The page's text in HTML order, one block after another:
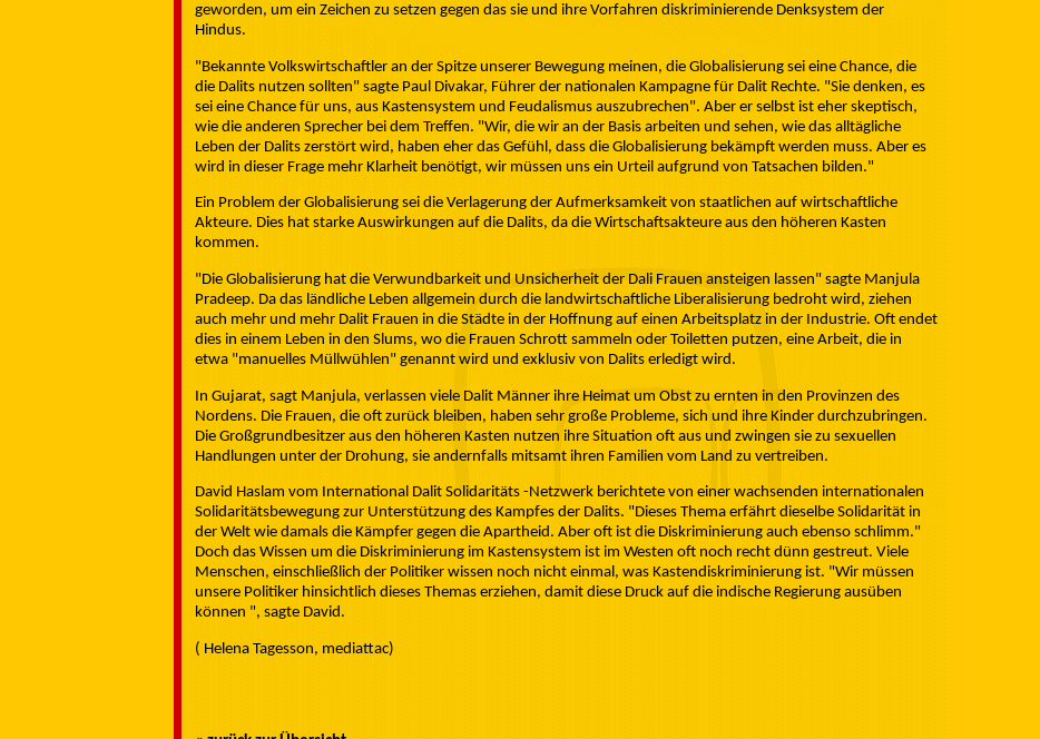
geworden, um ein Zeichen zu setzen gegen das sie und ihre Vorfahren diskriminierende Denksystem der
Hindus.
"Bekannte Volkswirtschaftler an der Spitze unserer Bewegung meinen, die Globalisierung sei eine Chance, die
die Dalits nutzen sollten" sagte Paul Divakar, Führer der nationalen Kampagne für Dalit Rechte. "Sie denken, es
sei eine Chance für uns, aus Kastensystem und Feudalismus auszubrechen". Aber er selbst ist eher skeptisch,
wie die anderen Sprecher bei dem Treffen. "Wir, die wir an der Basis arbeiten und sehen, wie das alltägliche
Leben der Dalits zerstört wird, haben eher das Gefühl, dass die Globalisierung bekämpft werden muss. Aber es
wird in dieser Frage mehr Klarheit benötigt, wir müssen uns ein Urteil aufgrund von Tatsachen bilden."
Ein Problem der Globalisierung sei die Verlagerung der Aufmerksamkeit von staatlichen auf wirtschaftliche
Akteure. Dies hat starke Auswirkungen auf die Dalits, da die Wirtschaftsakteure aus den höheren Kasten
kommen.
"Die Globalisierung hat die Verwundbarkeit und Unsicherheit der Dali Frauen ansteigen lassen" sagte Manjula
Pradeep. Da das ländliche Leben allgemein durch die landwirtschaftliche Liberalisierung bedroht wird, ziehen
auch mehr und mehr Dalit Frauen in die Städte in der Hoffnung auf einen Arbeitsplatz in der Industrie. Oft endet
dies in einem Leben in den Slums, wo die Frauen Schrott sammeln oder Toiletten putzen, eine Arbeit, die in
etwa "manuelles Müllwühlen" genannt wird und exklusiv von Dalits erledigt wird.
In Gujarat, sagt Manjula, verlassen viele Dalit Männer ihre Heimat um Obst zu ernten in den Provinzen des
Nordens. Die Frauen, die oft zurück bleiben, haben sehr große Probleme, sich und ihre Kinder durchzubringen.
Die Großgrundbesitzer aus den höheren Kasten nutzen ihre Situation oft aus und zwingen sie zu sexuellen
Handlungen unter der Drohung, sie andernfalls mitsamt ihren Familien vom Land zu vertreiben.
David Haslam vom International Dalit Solidaritäts -Netzwerk berichtete von einer wachsenden internationalen
Solidaritätsbewegung zur Unterstützung des Kampfes der Dalits. "Dieses Thema erfährt dieselbe Solidarität in
der Welt wie damals die Kämpfer gegen die Apartheid. Aber oft ist die Diskriminierung auch ebenso schlimm."
Doch das Wissen um die Diskriminierung im Kastensystem ist im Westen oft noch recht dünn gestreut. Viele
Menschen, einschließlich der Politiker wissen noch nicht einmal, was Kastendiskriminierung ist. "Wir müssen
unsere Politiker hinsichtlich dieses Themas erziehen, damit diese Druck auf die indische Regierung ausüben
können ", sagte David.
( Helena Tagesson, mediattac)